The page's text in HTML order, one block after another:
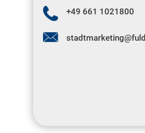
+49 661 1021800